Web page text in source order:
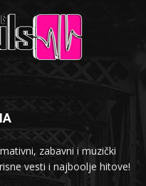
zabavni i muzički
vesti i najboolje hitove!